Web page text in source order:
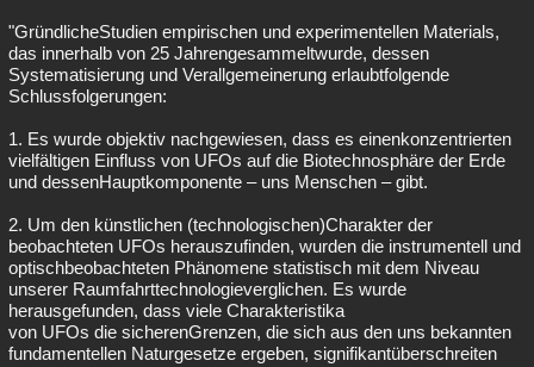
"GründlicheStudien empirischen und experimentellen Materials,
das innerhalb von 25 Jahrengesammeltwurde, dessen
Systematisierung und Verallgemeinerung erlaubtfolgende
Schlussfolgerungen:
1. Es wurde objektiv nachgewiesen, dass es einenkonzentrierten
vielfältigen Einfluss von UFOs auf die Biotechnosphäre der Erde
und dessenHauptkomponente – uns Menschen – gibt.
2. Um den künstlichen (technologischen)Charakter der
beobachteten UFOs herauszufinden, wurden die instrumentell und
optischbeobachteten Phänomene statistisch mit dem Niveau
unserer Raumfahrttechnologieverglichen. Es wurde
herausgefunden, dass viele Charakteristika
von UFOs die sicherenGrenzen, die sich aus den uns bekannten
fundamentellen Naturgesetze ergeben, signifikantüberschreiten